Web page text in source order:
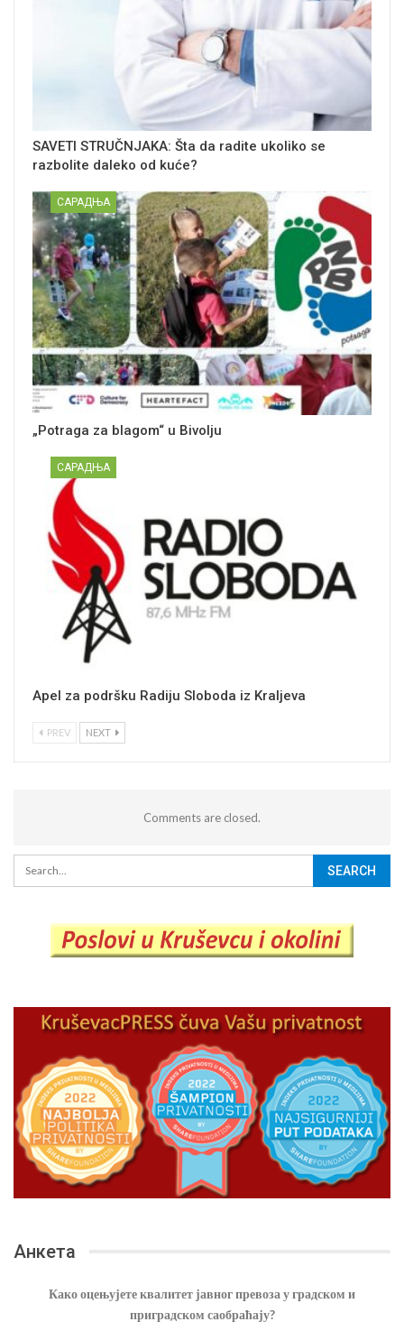
SAVETI STRUČNJAKA: Šta da radite ukoliko se
razbolite daleko od kuće?
САРАДЊА
„Potraga za blagom“ u Bivolju
САРАДЊА
Apel za podršku Radiju Sloboda iz Kraljeva
PREV NEXT
Comments are closed.
Анкета
Како оцењујете квалитет јавног превоза у градском и
приградском саобраћају?